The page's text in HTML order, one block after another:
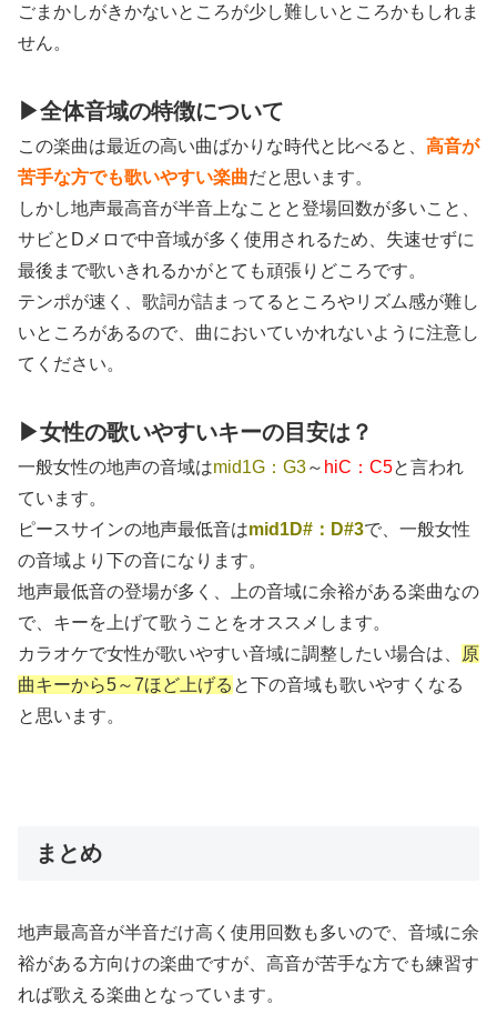
ごまかしがきかないところが少し難しいところかもしれま
せん。
▶全体音域の特徴について
この楽曲は最近の高い曲ばかりな時代と比べると、 高音が
苦手な方でも歌いやすい楽曲だと思います。
しかし地声最高音が半音上なことと登場回数が多いこと、
サビとDメロで中音域が多く使用されるため、失速せずに
最後まで歌いきれるかがとても頑張りどころです。
テンポが速く、歌詞が詰まってるところやリズム感が難し
いところがあるので、曲においていかれないように注意し
てください。
▶女性の歌いやすいキーの目安は？
一般女性の地声の音域はmid1G：G3～ hiC：C5と言われ
ています。
ピースサインの地声最低音はmid1D#：D#3で、一般女性
の音域より下の音になります。
地声最低音の登場が多く、上の音域に余裕がある楽曲なの
で、キーを上げて歌うことをオススメします。
カラオケで女性が歌いやすい音域に調整したい場合は、
原
曲キーから5～7ほど上げる と下の音域も歌いやすくなる
と思います。
まとめ
地声最高音が半音だけ高く使用回数も多いので、音域に余
裕がある方向けの楽曲ですが、高音が苦手な方でも練習す
れば歌える楽曲となっています。